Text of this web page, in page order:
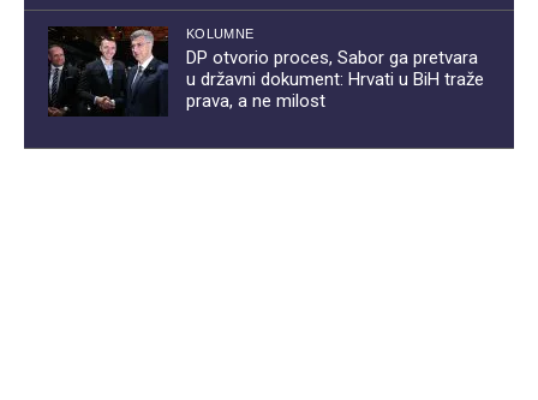
KOLUMNE
DP otvorio proces, Sabor ga pretvara
u državni dokument: Hrvati u BiH traže
prava, a ne milost